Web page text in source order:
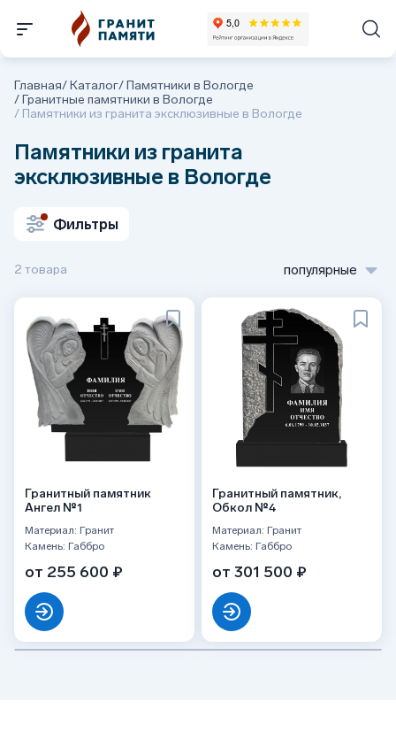
Главная/Каталог/Памятники в Вологде
/Гранитные памятники в Вологде
/ Памятники из гранита эксклюзивные в Вологде
Памятники из гранита
эксклюзивные в Вологде
Фильтры
2 товара популярные
Гранитный памятник
Ангел №1
Материал: Гранит
Камень: Габбро
от 255 600 ₽
Гранитный памятник,
Обкол №4
Материал: Гранит
Камень: Габбро
от 301 500 ₽